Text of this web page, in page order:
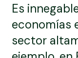
Es
economías
sector